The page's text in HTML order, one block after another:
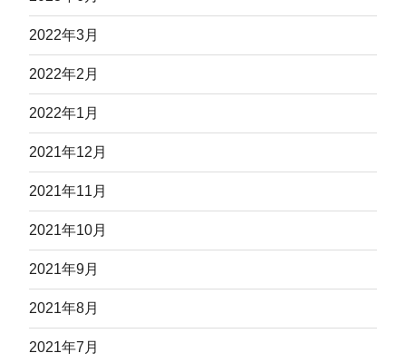
2022年3月
2022年2月
2022年1月
2021年12月
2021年11月
2021年10月
2021年9月
2021年8月
2021年7月